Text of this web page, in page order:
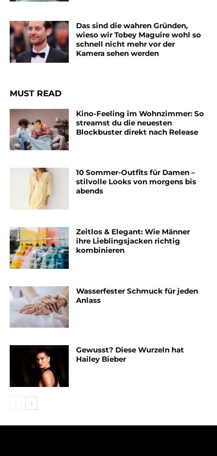
Das sind die wahren Gründen,
wieso wir Tobey Maguire wohl so
schnell nicht mehr vor der
Kamera sehen werden
MUST READ
Kino-Feeling im Wohnzimmer: So
streamst du die neuesten
Blockbuster direkt nach Release
10 Sommer-Outfits für Damen –
stilvolle Looks von morgens bis
abends
Zeitlos & Elegant: Wie Männer
ihre Lieblingsjacken richtig
kombinieren
Wasserfester Schmuck für jeden
Anlass
Gewusst? Diese Wurzeln hat
Hailey Bieber